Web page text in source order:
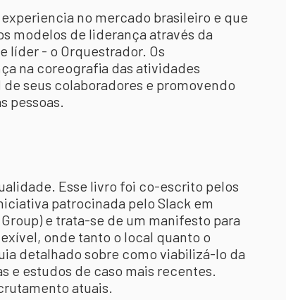
no mercado brasileiro e que
modelos de liderança através da
líder - o Orquestrador. Os
na coreografia das atividades
seus colaboradores e promovendo
pessoas.
Esse livro foi co-escrito pelos
patrocinada pelo Slack em
e trata-se de um manifesto para
onde tanto o local quanto o
detalhado sobre como viabilizá-lo da
e estudos de caso mais recentes.
atuais.